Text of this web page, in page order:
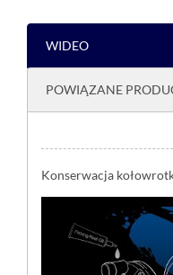
WIDEO
POWIĄZANE
Konserwacja